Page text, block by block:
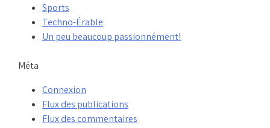
Sports
Techno-Érable
Un peu beaucoup passionnément!
Méta
Connexion
Flux des publications
Flux des commentaires